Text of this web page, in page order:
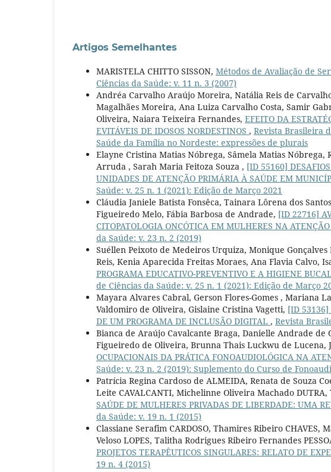
Artigos Semelhantes
MARISTELA CHITTO SISSON, Métodos de Avaliação de
Ciências da Saúde: v. 11 n. 3 (2007)
Andréa Carvalho Araújo Moreira, Natália Reis de
Magalhães Moreira, Ana Luiza Carvalho Costa, Samir
Oliveira, Naiara Teixeira Fernandes, EFEITO DA
EVITÁVEIS DE IDOSOS NORDESTINOS , Revista Brasileira
Saúde da Família no Nordeste: expressões de plurais
Elayne Cristina Matias Nóbrega, Sâmela Matias
Arruda , Sarah Maria Feitoza Souza , [ID 55160]
UNIDADES DE ATENÇÃO PRIMÁRIA À SAÚDE EM
Saúde: v. 25 n. 1 (2021): Edição de Março 2021
Cláudia Janiele Batista Fonsêca, Tainara Lôrena dos
Figueiredo Melo, Fábia Barbosa de Andrade, [ID 22716]
CITOPATOLOGIA ONCÓTICA EM MULHERES NA
da Saúde: v. 23 n. 2 (2019)
Suéllen Peixoto de Medeiros Urquiza, Monique
Reis, Kenia Aparecida Freitas Moraes, Ana Flavia Calvo,
PROGRAMA EDUCATIVO-PREVENTIVO E A HIGIENE
de Ciências da Saúde: v. 25 n. 1 (2021): Edição de Março
Mayara Alvares Cabral, Gerson Flores-Gomes , Mariana
Valdomiro de Oliveira, Gislaine Cristina Vagetti, [ID 53136]
DE UM PROGRAMA DE INCLUSÃO DIGITAL , Revista
Bianca de Araújo Cavalcante Braga, Danielle Andrade
Figueiredo de Oliveira, Brunna Thais Luckwu de Lucena,
OCUPACIONAIS DA PRÁTICA FONOAUDIOLÓGICA NA
Saúde: v. 23 n. 2 (2019): Suplemento do Curso de
Patrícia Regina Cardoso de ALMEIDA, Renata de Souza
Leite CAVALCANTI, Michelinne Oliveira Machado
SAÚDE DE MULHERES PRIVADAS DE LIBERDADE: UMA
da Saúde: v. 19 n. 1 (2015)
Classiane Serafim CARDOSO, Thamires Ribeiro CHAVES,
Veloso LOPES, Talitha Rodrigues Ribeiro Fernandes
PROJETOS TERAPÊUTICOS SINGULARES: RELATO DE
19 n. 4 (2015)